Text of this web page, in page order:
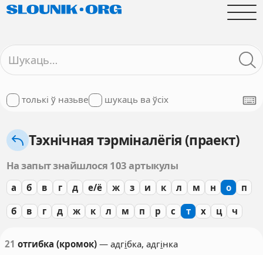
толькі ў назьве шукаць ва ўсіх
Тэхнічная тэрміналёгія (праект)
На запыт знайшлося 103 артыкулы
а б в г д е/ё ж з и к л м н о п
б в г д ж к л м п р с т х ц ч
21 отгибка (кромок) — адгібка, адгінка